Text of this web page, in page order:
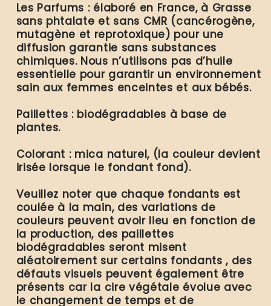
Les Parfums : élaboré en France, à Grasse
sans phtalate et sans CMR (cancérogène,
mutagène et reprotoxique) pour une
diffusion garantie sans substances
chimiques. Nous n’utilisons pas d’huile
essentielle pour garantir un environnement
sain aux femmes enceintes et aux bébés.
Paillettes : biodégradables à base de
plantes.
Colorant : mica naturel, (la couleur devient
irisée lorsque le fondant fond).
Veuillez noter que chaque fondants est
coulée à la main, des variations de
couleurs peuvent avoir lieu en fonction de
la production, des paillettes
biodégradables seront misent
aléatoirement sur certains fondants , des
défauts visuels peuvent également être
présents car la cire végétale évolue avec
le changement de temps et de